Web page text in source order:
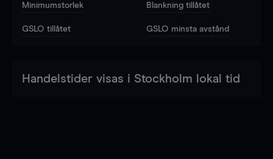
Minimumstorlek Blankning tillåtet
GSLO tillåtet GSLO minsta avstånd
Handelstider visas i Stockholm lokal tid